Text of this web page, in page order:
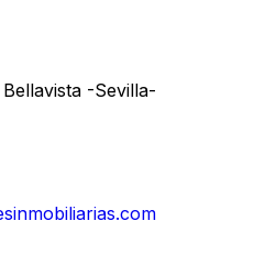
-Sevilla-